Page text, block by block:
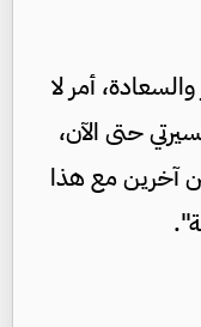
أمر لا
حتى الآن،
آخرين مع هذا